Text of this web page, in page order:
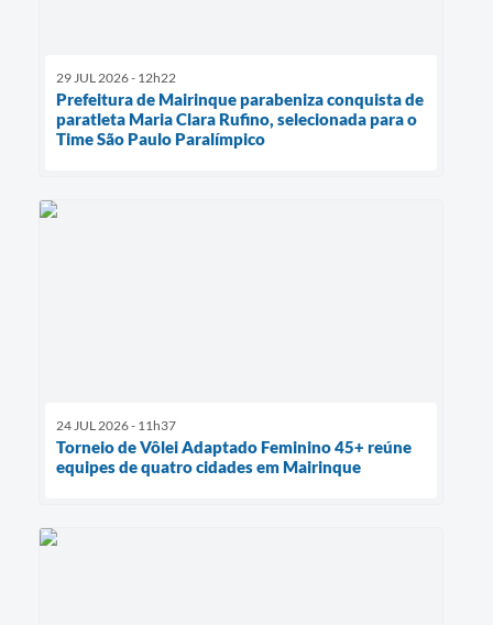
29 JUL 2026 - 12h22
Prefeitura de Mairinque parabeniza conquista de
paratleta Maria Clara Rufino, selecionada para o
Time São Paulo Paralímpico
24 JUL 2026 - 11h37
Torneio de Vôlei Adaptado Feminino 45+ reúne
equipes de quatro cidades em Mairinque